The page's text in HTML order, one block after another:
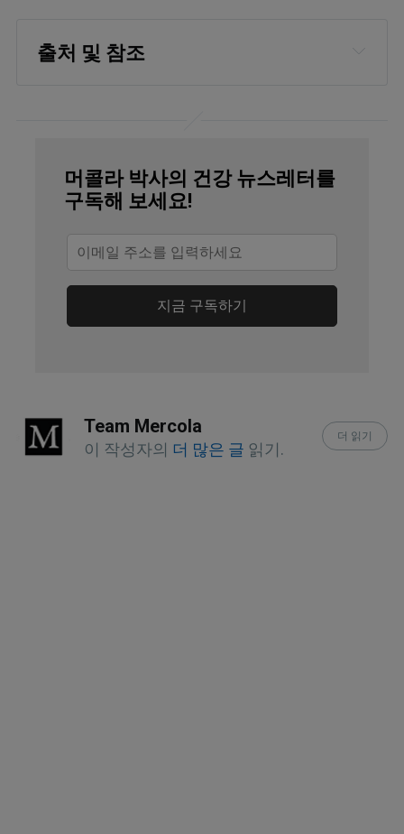
출처 및 참조
JPEN J Parenter Enteral Nutr. 2005
Jan-Feb;29(1 Suppl):S70-4
Weston A Price, Local Chapters
머콜라 박사의 건강 뉴스레터를
구독해 보세요!
지금 구독하기
Team Mercola
이 작성자의 더 많은 글 읽기.
더 읽기